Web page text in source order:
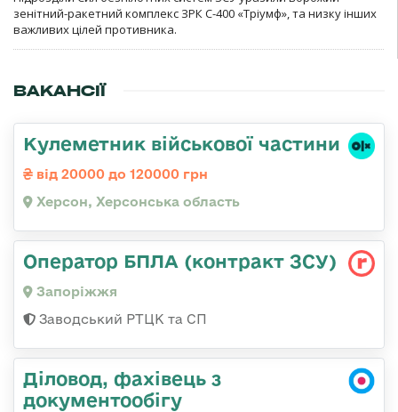
зенітний-ракетний комплекс ЗРК С-400 «Тріумф», та низку інших
важливих цілей противника.
ВАКАНСІЇ
Кулеметник військової частини
від 20000 до 120000 грн
Херсон, Херсонська область
Оператор БПЛА (контракт ЗСУ)
Запоріжжя
Заводський РТЦК та СП
Діловод, фахівець з
документообігу